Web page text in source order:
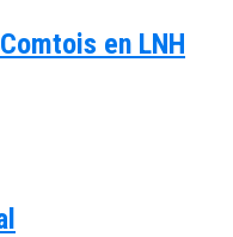
en LNH